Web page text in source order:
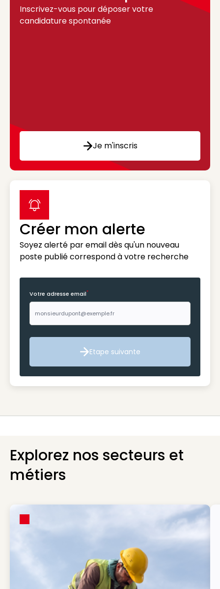
Inscrivez-vous pour déposer votre
candidature spontanée
Je m'inscris
Créer mon alerte
Soyez alerté par email dès qu'un nouveau
poste publié correspond à votre recherche
label icon
Votre adresse email*
Etape suivante
Etape suivante
Explorez nos secteurs et
métiers